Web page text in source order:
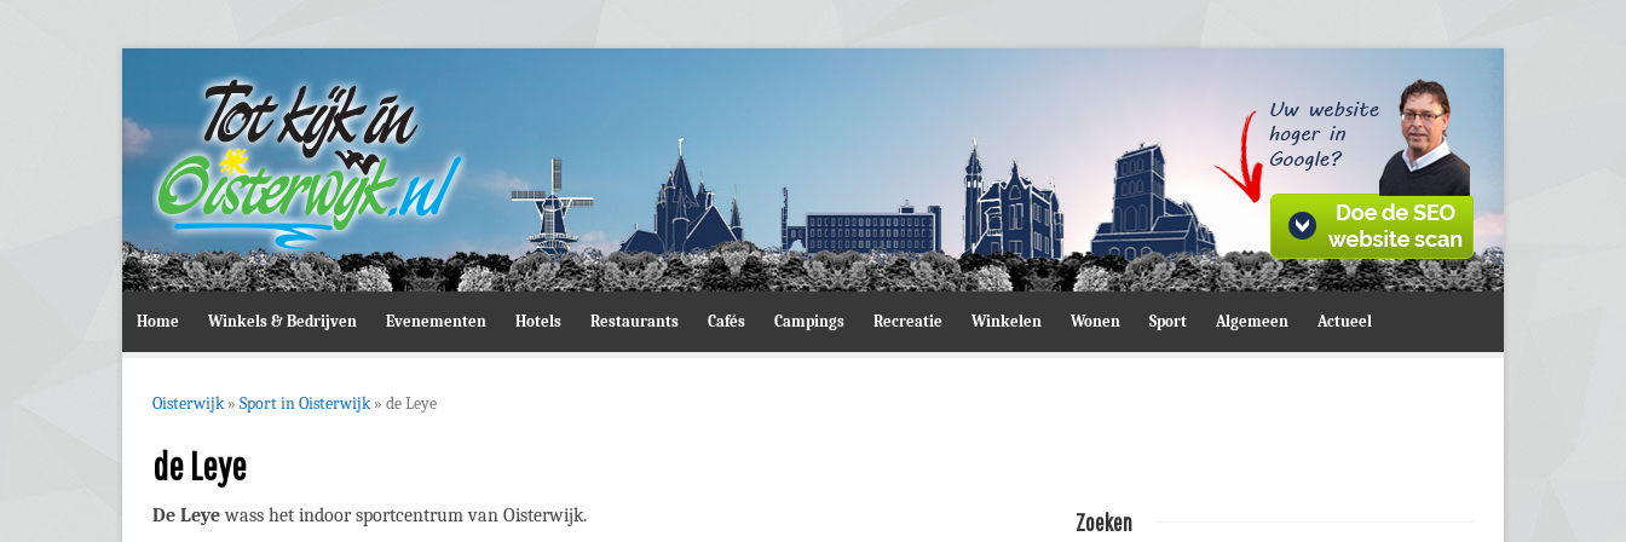
Home Winkels & Bedrijven Evenementen Hotels Restaurants Cafés Campings Recreatie Winkelen Wonen Sport Algemeen Actueel
Oisterwijk» Sport in Oisterwijk» de Leye
de Leye
De Leyewass het indoor sportcentrum van Oisterwijk. Zoeken